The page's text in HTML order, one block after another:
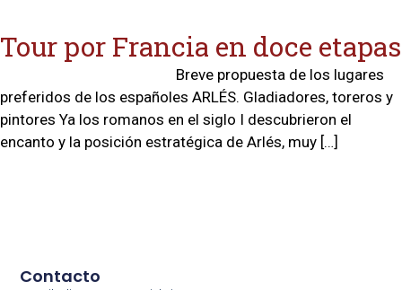
Tour por Francia en doce etapas
Breve propuesta de los lugares
preferidos de los españoles ARLÉS. Gladiadores, toreros y
pintores Ya los romanos en el siglo I descubrieron el
encanto y la posición estratégica de Arlés, muy […]
Contacto